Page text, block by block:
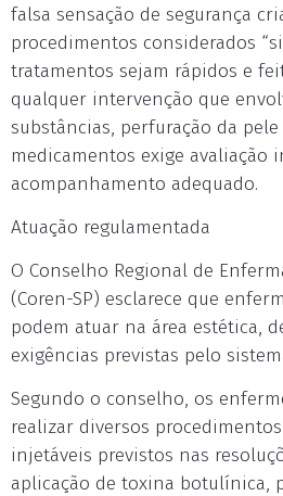
falsa sensação de segurança
procedimentos considerados
tratamentos sejam rápidos e
qualquer intervenção que
substâncias, perfuração da
medicamentos exige avaliação
acompanhamento adequado.
Atuação regulamentada
O Conselho Regional de
(Coren-SP) esclarece que
podem atuar na área estética,
exigências previstas pelo
Segundo o conselho, os
realizar diversos
injetáveis previstos nas
aplicação de toxina botulínica,